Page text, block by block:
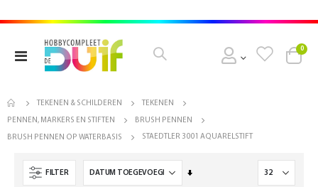
Toggle
Cart
0
TEKENEN & SCHILDEREN TEKENEN
PENNEN, MARKERS EN STIFTEN BRUSH PENNEN
BRUSH PENNEN OP WATERBASIS STAEDTLER 3001 AQUARELSTIFT
FILTER
Van